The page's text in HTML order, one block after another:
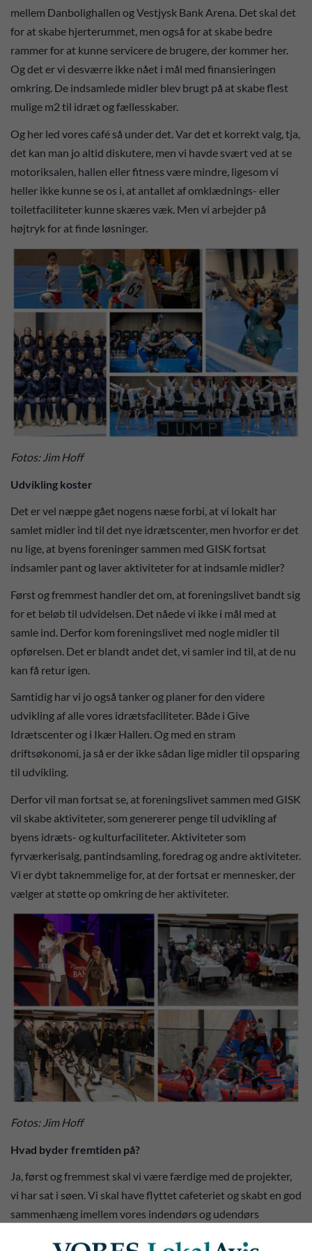
mellem Danbolighallen og Vestjysk Bank Arena. Det skal det
for at skabe hjerterummet, men også for at skabe bedre
rammer for at kunne servicere de brugere, der kommer her.
Og det er vi desværre ikke nået i mål med finansieringen
omkring. De indsamlede midler blev brugt på at skabe flest
mulige m2 til idræt og fællesskaber.
Og her led vores café så under det. Var det et korrekt valg, tja,
det kan man jo altid diskutere, men vi havde svært ved at se
motoriksalen, hallen eller fitness være mindre, ligesom vi
heller ikke kunne se os i, at antallet af omklædnings- eller
toiletfaciliteter kunne skæres væk. Men vi arbejder på
højtryk for at finde løsninger.
Fotos: Jim Hoff
Udvikling koster
Det er vel næppe gået nogens næse forbi, at vi lokalt har
samlet midler ind til det nye idrætscenter, men hvorfor er det
nu lige, at byens foreninger sammen med GISK fortsat
indsamler pant og laver aktiviteter for at indsamle midler?
Først og fremmest handler det om, at foreningslivet bandt sig
for et beløb til udvidelsen. Det nåede vi ikke i mål med at
samle ind. Derfor kom foreningslivet med nogle midler til
opførelsen. Det er blandt andet det, vi samler ind til, at de nu
kan få retur igen.
Samtidig har vi jo også tanker og planer for den videre
udvikling af alle vores idrætsfaciliteter. Både i Give
Idrætscenter og i Ikær Hallen. Og med en stram
driftsøkonomi, ja så er der ikke sådan lige midler til opsparing
til udvikling.
Derfor vil man fortsat se, at foreningslivet sammen med GISK
vil skabe aktiviteter, som genererer penge til udvikling af
byens idræts- og kulturfaciliteter. Aktiviteter som
fyrværkerisalg, pantindsamling, foredrag og andre aktiviteter.
Vi er dybt taknemmelige for, at der fortsat er mennesker, der
vælger at støtte op omkring de her aktiviteter.
Fotos: Jim Hoff
Hvad byder fremtiden på?
Ja, først og fremmest skal vi være færdige med de projekter,
vi har sat i søen. Vi skal have flyttet cafeteriet og skabt en god
sammenhæng imellem vores indendørs og udendørs